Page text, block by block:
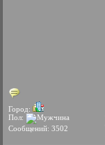
Город:
Пол:
Сообщений: 3502